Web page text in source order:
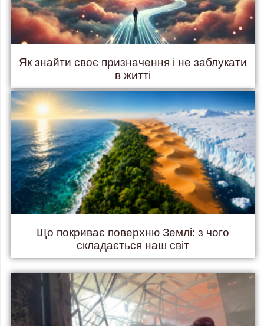
Як знайти своє призначення і не заблукати
в житті
Що покриває поверхню Землі: з чого
складається наш світ